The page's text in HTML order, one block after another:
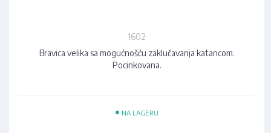
1602
Bravica velika sa mogućnošću zaklučavanja katancom.
Pocinkovana.
• NA LAGERU